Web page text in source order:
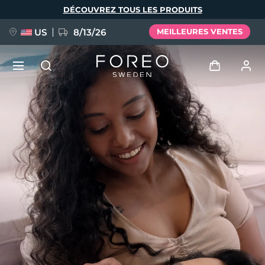
DÉCOUVREZ TOUS LES PRODUITS
US 8/13/26 MEILLEURES VENTES
Se connecter
Profil de l'utilisateur
Mes appareils
Mes commandes
Mes adresses
Mes abonnements
NOUVEAU
FAQ™ Pure Beauty-Tech Elixir
BREAKING NEWS
issa™ Teeth Whitening Set
Langue
English Deutsch
Español
Français
Italiano
Português
Polski
Svenska
Русский
Türkçe
简体中文 繁體中文